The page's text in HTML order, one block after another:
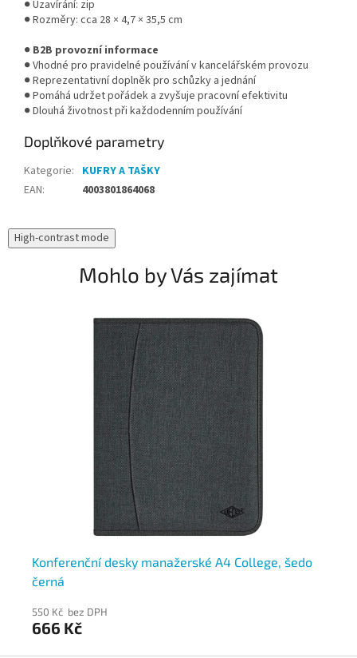
● Uzavírání: zip
● Rozměry: cca 28 × 4,7 × 35,5 cm
● B2B provozní informace
● Vhodné pro pravidelné používání v kancelářském provozu
● Reprezentativní doplněk pro schůzky a jednání
● Pomáhá udržet pořádek a zvyšuje pracovní efektivitu
● Dlouhá životnost při každodenním používání
Doplňkové parametry
Kategorie: KUFRY A TAŠKY
EAN: 4003801864068
High-contrast mode
Mohlo by Vás zajímat
Konferenční desky manažerské A4 College, šedo
černá
550 Kč bez DPH
666 Kč